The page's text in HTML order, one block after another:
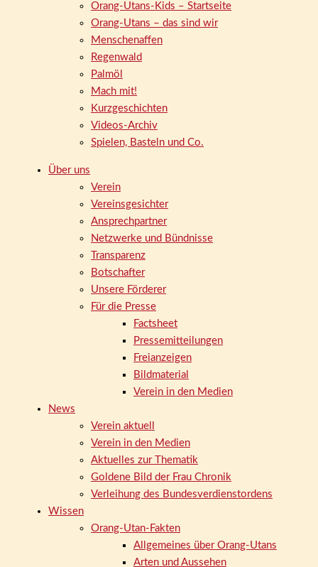
Orang-Utans-Kids – Startseite
Orang-Utans – das sind wir
Menschenaffen
Regenwald
Palmöl
Mach mit!
Kurzgeschichten
Videos-Archiv
Spielen, Basteln und Co.
Über uns
Verein
Vereinsgesichter
Ansprechpartner
Netzwerke und Bündnisse
Transparenz
Botschafter
Unsere Förderer
Für die Presse
Factsheet
Pressemitteilungen
Freianzeigen
Bildmaterial
Verein in den Medien
News
Verein aktuell
Verein in den Medien
Aktuelles zur Thematik
Goldene Bild der Frau Chronik
Verleihung des Bundesverdienstordens
Wissen
Orang-Utan-Fakten
Allgemeines über Orang-Utans
Arten und Aussehen